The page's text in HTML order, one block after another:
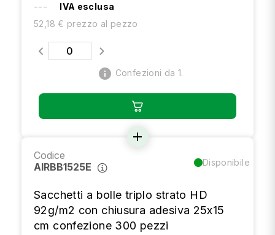
---
IVA esclusa
52,18 € prezzo al pezzo
info Confezioni da 1.
add
Codice
AIRBB1525E
Disponibile
Sacchetti a bolle triplo strato HD
92g/m2 con chiusura adesiva 25x15
cm confezione 300 pezzi